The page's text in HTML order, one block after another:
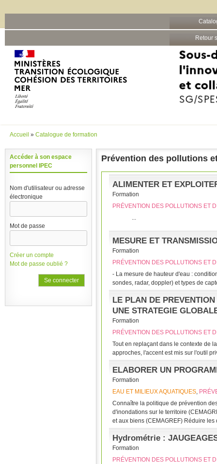
Retour
Vous êtes ici
Accueil » Catalogue de formation
Accéder à son espace
personnel IPEC
Nom d'utilisateur ou adresse
électronique
Mot de passe
Créer un compte
Mot de passe oublié ?
Prévention des pollutions
ALIMENTER ET
Formation
PRÉVENTION DES POLLUTIONS ET
...
MESURE ET
Formation
PRÉVENTION DES POLLUTIONS ET
- La mesure de hauteur d'eau :
sondes, radar, doppler) et types de
LE PLAN DE
UNE STRATEGIE
Formation
PRÉVENTION DES POLLUTIONS ET
Tout en replaçant dans le contexte de
approches, l'accent est mis sur l'outil
ELABORER UN
Formation
EAU ET MILIEUX AQUATIQUES,
Connaître la politique de prévention
d'inondations sur le territoire
et aux biens (CEMAGREF) Réduire les
Hydrométrie :
Formation
PRÉVENTION DES POLLUTIONS ET